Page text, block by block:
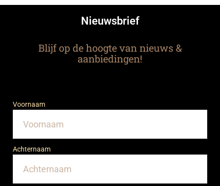
Nieuwsbrief
Blijf op de hoogte van nieuws &
aanbiedingen!
Voornaam
Achternaam